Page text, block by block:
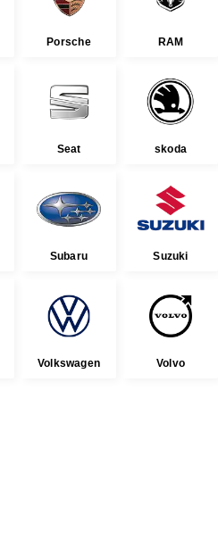
Porsche RAM
Seat skoda
Subaru Suzuki
Volkswagen Volvo